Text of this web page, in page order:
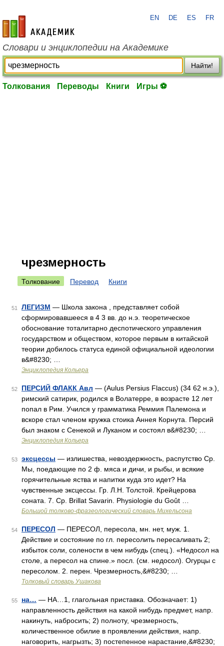
academic.ru
EN DE ES FR
Словари и энциклопедии на Академике
Найти!
Толкования Переводы Книги Игры ⚽
чрезмерность
Толкование Перевод Книги
51 ЛЕГИЗМ — Школа закона , представляет собой
сформировавшееся в 4 3 вв. до н.э. теоретическое
обоснование тоталитарно деспотического управления
государством и обществом, которое первым в китайской
теории добилось статуса единой официальной идеологии
в&#8230; …
Энциклопедия Кольера
52 ПЕРСИЙ ФЛАКК Авл — (Aulus Persius Flaccus) (34 62 н.э.),
римский сатирик, родился в Волатерре, в возрасте 12 лет
попал в Рим. Учился у грамматика Реммия Палемона и
вскоре стал членом кружка стоика Аннея Корнута. Персий
был знаком с Сенекой и Луканом и состоял в&#8230; …
Энциклопедия Кольера
53 эксцессы — излишества, невоздержность, распутство Ср.
Мы, поедающие по 2 ф. мяса и дичи, и рыбы, и всякие
горячительные яства и напитки куда это идет? На
чувственные эксцессы. Гр. Л.Н. Толстой. Крейцерова
соната. 7. Ср. Brillat Savarin. Physiologie du Goût …
Большой толково-фразеологический словарь Михельсона
54 ПЕРЕСОЛ — ПЕРЕСОЛ, пересола, мн. нет, муж. 1.
Действие и состояние по гл. пересолить пересаливать 2;
избыток соли, солености в чем нибудь (спец.). «Недосол на
столе, а пересол на спине.» посл. (см. недосол). Огурцы с
пересолом. 2. перен. Чрезмерность,&#8230; …
Толковый словарь Ушакова
55 на… — НА…1, глагольная приставка. Обозначает: 1)
направленность действия на какой нибудь предмет, напр.
накинуть, набросить; 2) полноту, чрезмерность,
количественное обилие в проявлении действия, напр.
наговорить, нагрызть; 3) постепенное нарастание,&#8230;